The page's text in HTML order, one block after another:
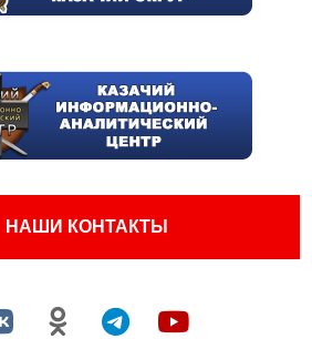
НАШИ КОНТАКТЫ